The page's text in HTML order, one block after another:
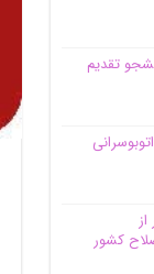
روزه 7 شهید دانشجو تقدیم
کشور